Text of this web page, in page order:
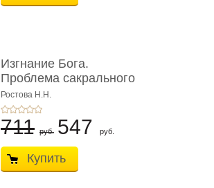
Изгнание Бога.
Проблема сакрального
в философ� ...
Ростова Н.Н.
711 руб. 547 руб.
Купить